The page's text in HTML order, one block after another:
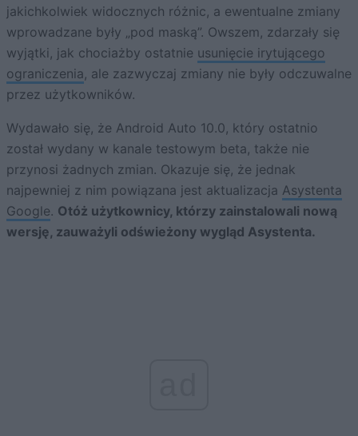
jakichkolwiek widocznych różnic, a ewentualne zmiany
wprowadzane były „pod maską”. Owszem, zdarzały się
wyjątki, jak chociażby ostatnie usunięcie irytującego
ograniczenia, ale zazwyczaj zmiany nie były odczuwalne
przez użytkowników.
Wydawało się, że Android Auto 10.0, który ostatnio
został wydany w kanale testowym beta, także nie
przynosi żadnych zmian. Okazuje się, że jednak
najpewniej z nim powiązana jest aktualizacja Asystenta
Google. Otóż użytkownicy, którzy zainstalowali nową
wersję, zauważyli odświeżony wygląd Asystenta.